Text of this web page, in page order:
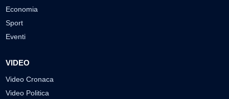
Economia
Sport
Eventi
VIDEO
Video Cronaca
Video Politica